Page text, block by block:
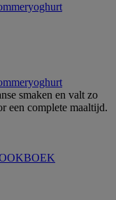
smaken en valt zo
een complete maaltijd.